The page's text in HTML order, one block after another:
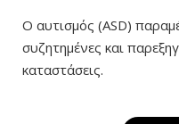
Ο αυτισμός (ASD)
συζητημένες και
καταστάσεις.